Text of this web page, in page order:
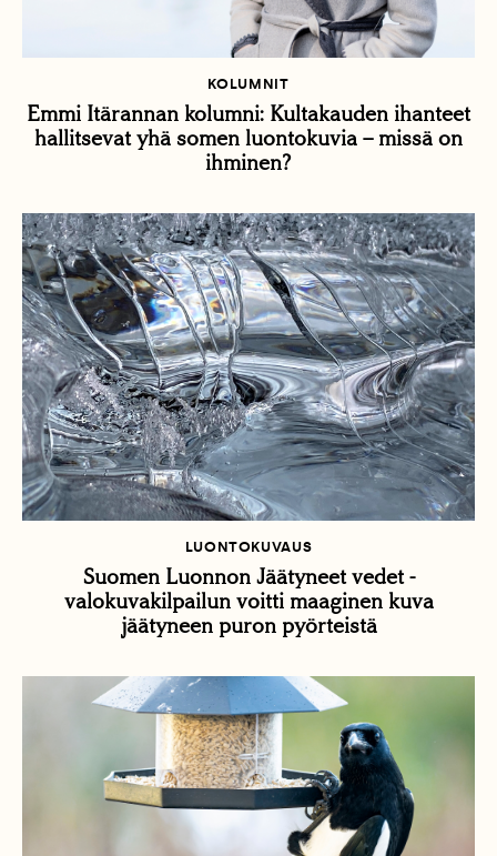
KOLUMNIT
Emmi Itärannan kolumni: Kultakauden ihanteet
hallitsevat yhä somen luontokuvia – missä on
ihminen?
LUONTOKUVAUS
Suomen Luonnon Jäätyneet vedet -
valokuvakilpailun voitti maaginen kuva
jäätyneen puron pyörteistä